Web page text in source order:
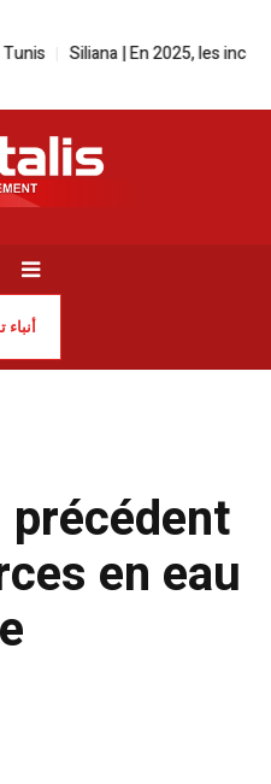
Siliana | En 2025, les incendies
précédent
en eau